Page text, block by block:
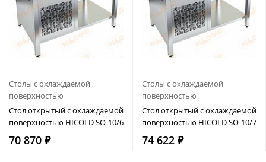
Столы с охлаждаемой
поверхностью
Стол открытый с охлаждаемой
поверхностью HICOLD SO-10/6
70 870 ₽
Столы с охлаждаемой
поверхностью
Стол открытый с охлаждаемой
поверхностью HICOLD SO-10/7
74 622 ₽